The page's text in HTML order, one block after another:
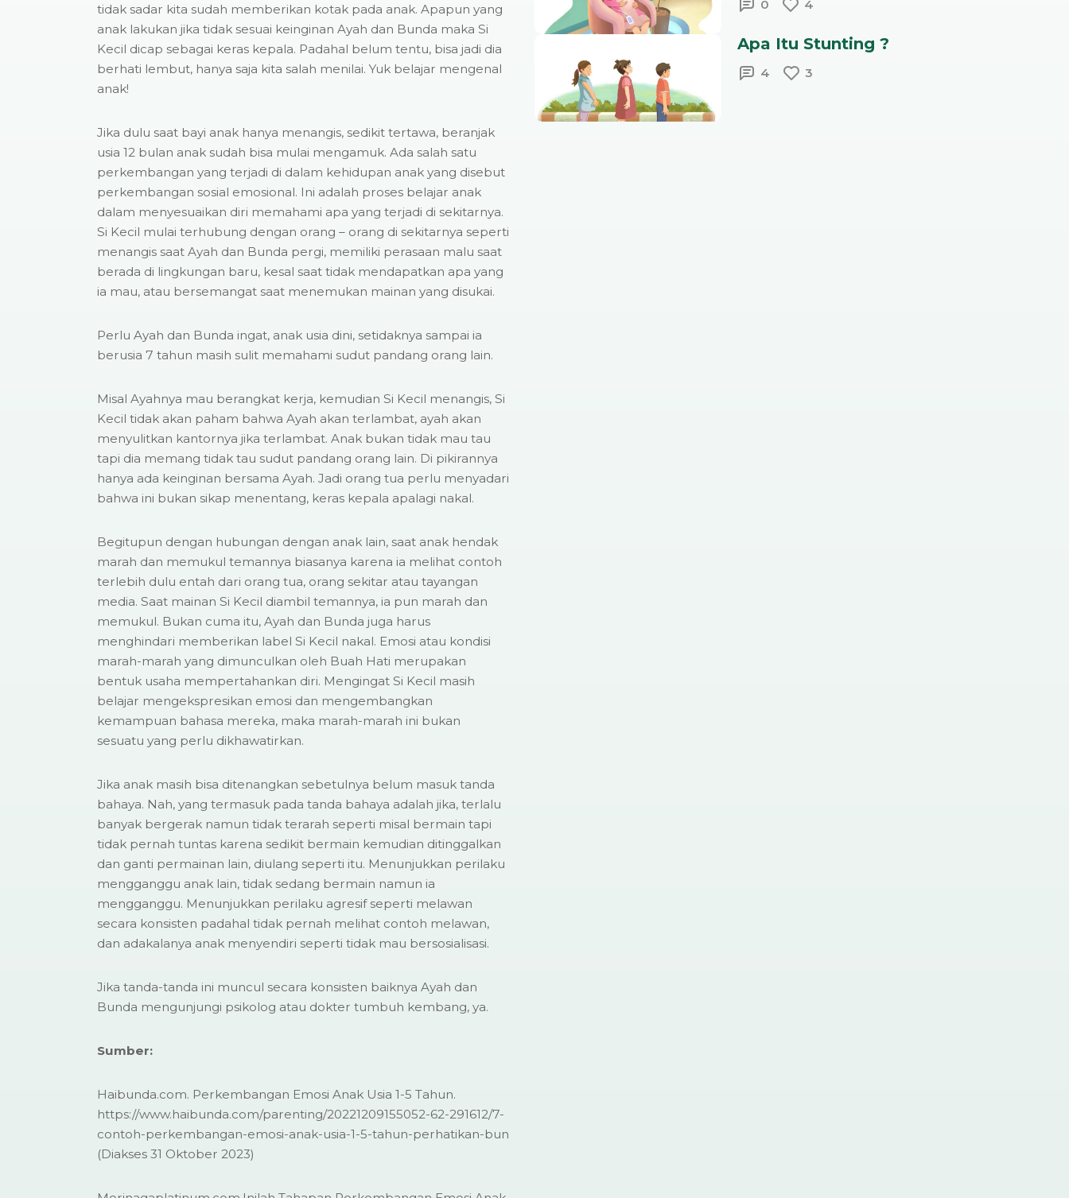
tidak sadar kita sudah memberikan kotak pada anak. Apapun yang
anak lakukan jika tidak sesuai keinginan Ayah dan Bunda maka Si
Kecil dicap sebagai keras kepala. Padahal belum tentu, bisa jadi dia
berhati lembut, hanya saja kita salah menilai. Yuk belajar mengenal
anak!
Jika dulu saat bayi anak hanya menangis, sedikit tertawa, beranjak
usia 12 bulan anak sudah bisa mulai mengamuk. Ada salah satu
perkembangan yang terjadi di dalam kehidupan anak yang disebut
perkembangan sosial emosional. Ini adalah proses belajar anak
dalam menyesuaikan diri memahami apa yang terjadi di sekitarnya.
Si Kecil mulai terhubung dengan orang – orang di sekitarnya seperti
menangis saat Ayah dan Bunda pergi, memiliki perasaan malu saat
berada di lingkungan baru, kesal saat tidak mendapatkan apa yang
ia mau, atau bersemangat saat menemukan mainan yang disukai.
Perlu Ayah dan Bunda ingat, anak usia dini, setidaknya sampai ia
berusia 7 tahun masih sulit memahami sudut pandang orang lain.
Misal Ayahnya mau berangkat kerja, kemudian Si Kecil menangis, Si
Kecil tidak akan paham bahwa Ayah akan terlambat, ayah akan
menyulitkan kantornya jika terlambat. Anak bukan tidak mau tau
tapi dia memang tidak tau sudut pandang orang lain. Di pikirannya
hanya ada keinginan bersama Ayah. Jadi orang tua perlu menyadari
bahwa ini bukan sikap menentang, keras kepala apalagi nakal.
Begitupun dengan hubungan dengan anak lain, saat anak hendak
marah dan memukul temannya biasanya karena ia melihat contoh
terlebih dulu entah dari orang tua, orang sekitar atau tayangan
media. Saat mainan Si Kecil diambil temannya, ia pun marah dan
memukul. Bukan cuma itu, Ayah dan Bunda juga harus
menghindari memberikan label Si Kecil nakal. Emosi atau kondisi
marah-marah yang dimunculkan oleh Buah Hati merupakan
bentuk usaha mempertahankan diri. Mengingat Si Kecil masih
belajar mengekspresikan emosi dan mengembangkan
kemampuan bahasa mereka, maka marah-marah ini bukan
sesuatu yang perlu dikhawatirkan.
Jika anak masih bisa ditenangkan sebetulnya belum masuk tanda
bahaya. Nah, yang termasuk pada tanda bahaya adalah jika, terlalu
banyak bergerak namun tidak terarah seperti misal bermain tapi
tidak pernah tuntas karena sedikit bermain kemudian ditinggalkan
dan ganti permainan lain, diulang seperti itu. Menunjukkan perilaku
mengganggu anak lain, tidak sedang bermain namun ia
mengganggu. Menunjukkan perilaku agresif seperti melawan
secara konsisten padahal tidak pernah melihat contoh melawan,
dan adakalanya anak menyendiri seperti tidak mau bersosialisasi.
Jika tanda-tanda ini muncul secara konsisten baiknya Ayah dan
Bunda mengunjungi psikolog atau dokter tumbuh kembang, ya.
Sumber:
Haibunda.com. Perkembangan Emosi Anak Usia 1-5 Tahun.
https://www.haibunda.com/parenting/20221209155052-62-291612/7-
contoh-perkembangan-emosi-anak-usia-1-5-tahun-perhatikan-bun
(Diakses 31 Oktober 2023)
0 4
Apa Itu Stunting ?
4 3